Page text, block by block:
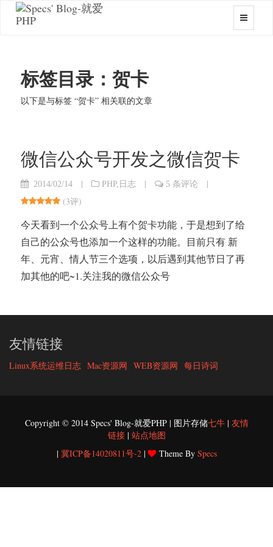
标签目录：贺卡
以下是与标签 “贺卡” 相关联的文章
微信公众号开发之微信贺卡
2014/02/14 | PHP, 日志 | 5 条评论
|
(3评)
今天看到一个公众号上有个贺卡功能，于是想到了给
自己的公众号也添加一个这样的功能。目前只有 新
年、元宵、情人节三个选项，以后遇到其他节日了再
加其他的吧~1.关注我的微信公众号
友情链接
Linux系统运维日志 Mac资源网 WEB资源网 每日诗词
Copyright © 2014 Specs' Blog-就爱PHP | 图片存储七牛| 友情
链接| 站点地图
| 冀ICP备14020811号-2| Theme By Specs